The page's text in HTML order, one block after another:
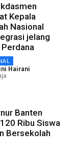
Kepala
Nasional
jelang
Hairani
Banten
Ribu Siswa
Bersekolah